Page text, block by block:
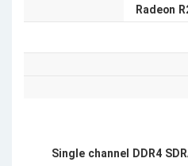
Radeon
Single channel DDR4